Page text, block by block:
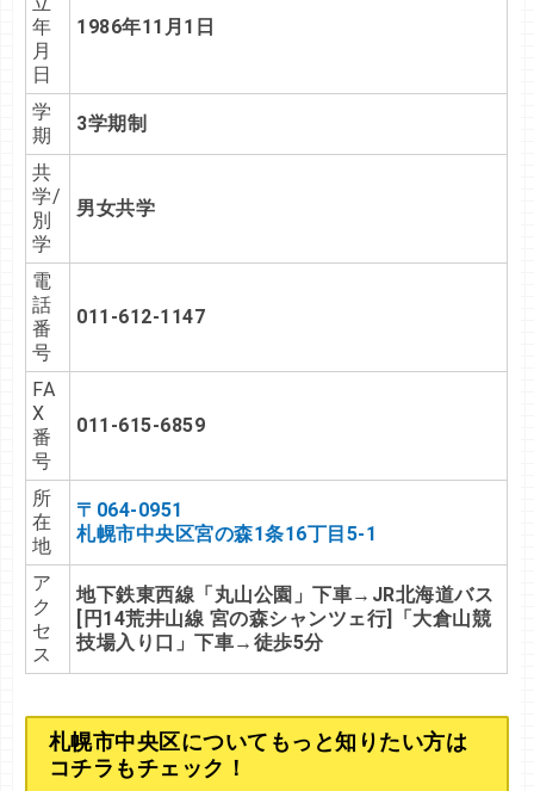
年
月
日
1986年11月1日
学
期
3学期制
共
学/
別
学
男女共学
電
話
番
号
011-612-1147
FA
X
番
号
011-615-6859
所
在
地
〒064-0951
札幌市中央区宮の森1条16丁目5-1
ア
ク
セ
ス
地下鉄東西線「丸山公園」下車→JR北海道バス
[円14荒井山線 宮の森シャンツェ行]「大倉山競
技場入り口」下車→徒歩5分
札幌市中央区についてもっと知りたい方は
コチラもチェック！